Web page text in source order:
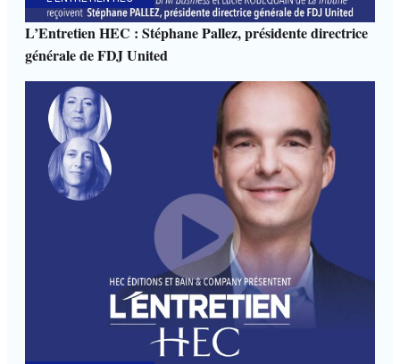
L’Entretien HEC : Stéphane Pallez, présidente directrice
générale de FDJ United